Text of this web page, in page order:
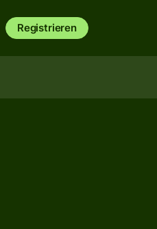
Registrieren